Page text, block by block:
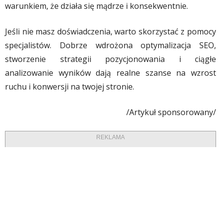
warunkiem, że działa się mądrze i konsekwentnie.
Jeśli nie masz doświadczenia, warto skorzystać z pomocy
specjalistów. Dobrze wdrożona optymalizacja SEO,
stworzenie strategii pozycjonowania i ciągłe
analizowanie wyników dają realne szanse na wzrost
ruchu i konwersji na twojej stronie.
/Artykuł sponsorowany/
REKLAMA